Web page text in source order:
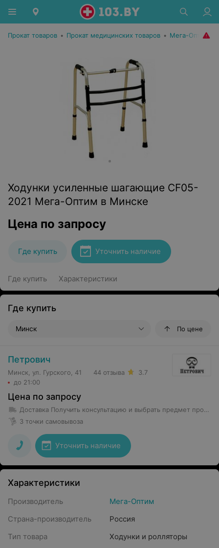
Прокат товаров • Прокат медицинских товаров • Мега-Оптим
Ходунки усиленные шагающие CF05-
2021 Мега-Оптим в Минске
Цена по запросу
Где купить Уточнить наличие
Где купить Характеристики
Где купить
Минск По цене
Петрович
Минск, ул. Гурского, 41
до 21:00
44 отзыва 3.7
Цена по запросу
Доставка Получить консультацию и выбрать предмет проката возможно в магазине проката по адресу Гурского 37 -5Н с 8-00 до 22-00 без выходных Предметы проката весом менее 35 кг доставляются в первое помещение квартиры (частного дома). Курьеры не осуществляют уборку территории от препятствующих предметов и не передвигают объекты в квартире. Доставка предмета проката весом более 35 кг производится до подъезда.
3 точки самовывоза
Уточнить наличие
Характеристики
Производитель
Мега-Оптим
Страна-производитель
Россия
Тип товара
Ходунки и ролляторы